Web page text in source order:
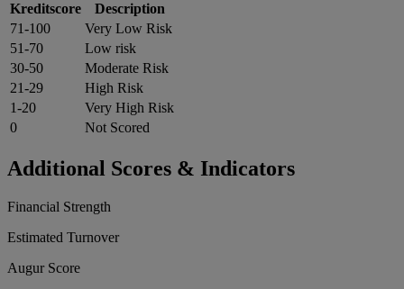
Kreditscore
Description
71-100
Very Low Risk
51-70
Low risk
30-50
Moderate Risk
21-29
High Risk
1-20
Very High Risk
0
Not Scored
Additional Scores & Indicators
Financial Strength
Estimated Turnover
Augur Score